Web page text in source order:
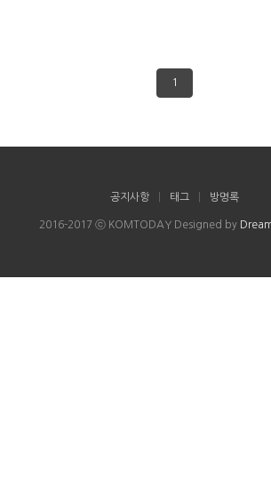
1
공지사항 태그 방명록
2016-2017 ⓒ KOMTODAY Designed by